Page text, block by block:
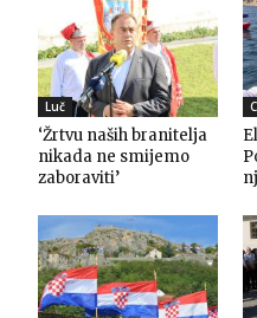
Luč
‘Žrtvu naših branitelja
nikada ne smijemo
zaboraviti’